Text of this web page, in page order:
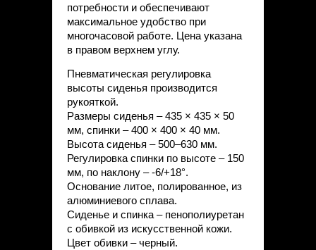
потребности и обеспечивают
максимальное удобство при
многочасовой работе. Цена указана
в правом верхнем углу.
Пневматическая регулировка
высоты сиденья производится
рукояткой.
Размеры сиденья – 435 × 435 × 50
мм, спинки – 400 × 400 × 40 мм.
Высота сиденья – 500–630 мм.
Регулировка спинки по высоте – 150
мм, по наклону – -6/+18°.
Основание литое, полированное, из
алюминиевого сплава.
Сиденье и спинка – пенополиуретан
с обивкой из искусственной кожи.
Цвет обивки – черный.